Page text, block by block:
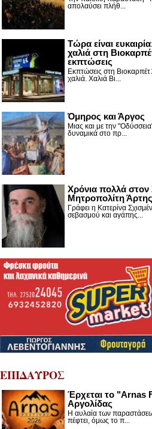
απολαύσει πλήθ...
Τώρα είναι
χαλιά στη
εκπτώσεις
Εκπτώσεις στη
χαλιά. Χαλιά Βι...
Όμηρος και Άργος
Μιας και με την
δυναμικά στο πρ...
Χρόνια πολλά στον
Μητροπολίτη
Γράφει η Κατερίνα
σεβασμού και αγάπης...
ΕΠΙΔΑΥΡΟΣ
Έρχεται το "Arnas
Αργολίδας
Η αυλαία των
πέφτει, όμως το π...